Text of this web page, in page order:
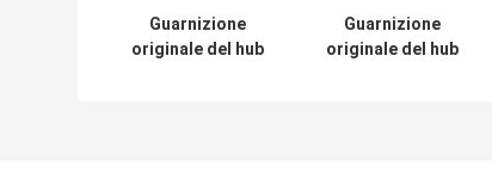
Guarnizione
originale del hub
Guarnizione
originale del hub